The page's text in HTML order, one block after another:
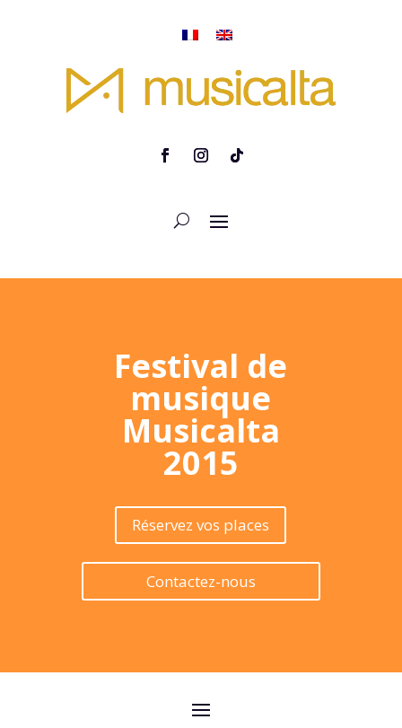
Festival de
musique
Musicalta
2015
Réservez vos places
Contactez-nous